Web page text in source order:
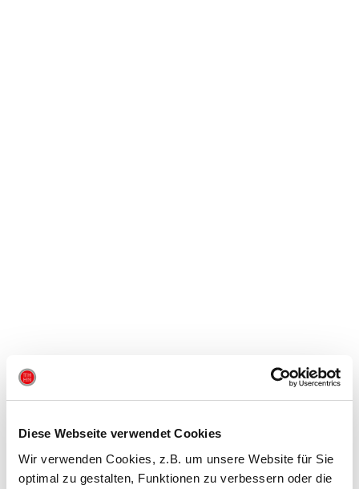
Diese Webseite verwendet Cookies
Wir verwenden Cookies, z.B. um unsere Website für Sie
optimal zu gestalten, Funktionen zu verbessern oder die